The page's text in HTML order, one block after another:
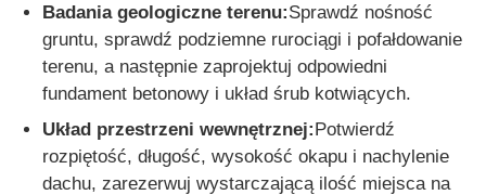
Badania geologiczne terenu:Sprawdź nośność
gruntu, sprawdź podziemne rurociągi i pofałdowanie
terenu, a następnie zaprojektuj odpowiedni
fundament betonowy i układ śrub kotwiących.
Układ przestrzeni wewnętrznej:Potwierdź
rozpiętość, długość, wysokość okapu i nachylenie
dachu, zarezerwuj wystarczającą ilość miejsca na